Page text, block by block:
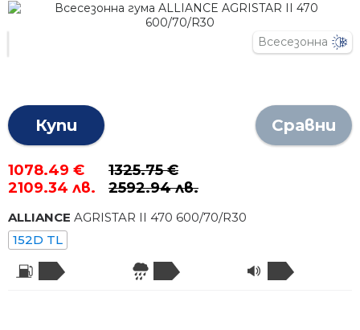
Всесезонна
Купи Сравни
1078.49 €
2109.34 лв.
1325.75 €
2592.94 лв.
ALLIANCE AGRISTAR II 470 600/70/R30
152D TL